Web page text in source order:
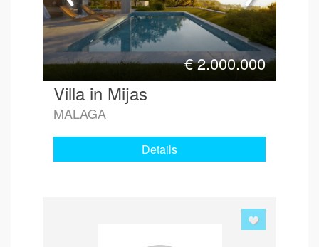
€2.000.000
Villa in Mijas
MALAGA
Details